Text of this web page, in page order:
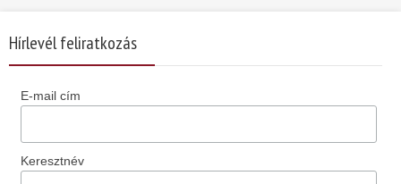
Hírlevél feliratkozás
E-mail cím
Keresztnév